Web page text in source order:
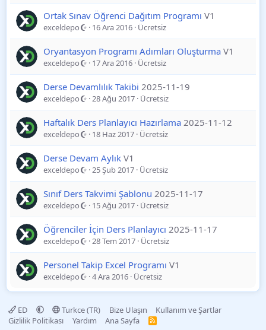
Ortak Sınav Öğrenci Dağıtım Programı V1
exceldepo 16 Ara 2016 Ücretsiz
Oryantasyon Programı Adımları Oluşturma V1
exceldepo 17 Ara 2016 Ücretsiz
Derse Devamlılık Takibi 2025-11-19
exceldepo 28 Ağu 2017 Ücretsiz
Haftalık Ders Planlayıcı Hazırlama 2025-11-12
exceldepo 18 Haz 2017 Ücretsiz
Derse Devam Aylık V1
exceldepo 25 Şub 2017 Ücretsiz
Sınıf Ders Takvimi Şablonu 2025-11-17
exceldepo 15 Ağu 2017 Ücretsiz
Öğrenciler İçin Ders Planlayıcı 2025-11-17
exceldepo 28 Tem 2017 Ücretsiz
Personel Takip Excel Programı V1
exceldepo 4 Ara 2016 Ücretsiz
ED Turkce (TR) Bize Ulaşın
Kullanım ve Şartlar
Gizlilik Politikası
Yardım Ana Sayfa
R
S